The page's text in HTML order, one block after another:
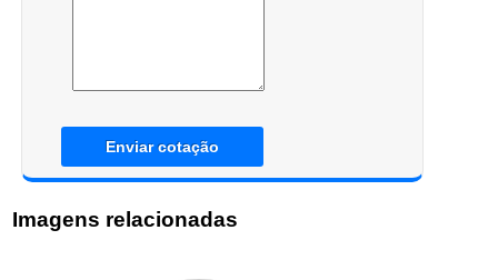
Enviar cotação
Imagens relacionadas